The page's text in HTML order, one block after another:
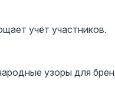
учёт участников.
узоры для